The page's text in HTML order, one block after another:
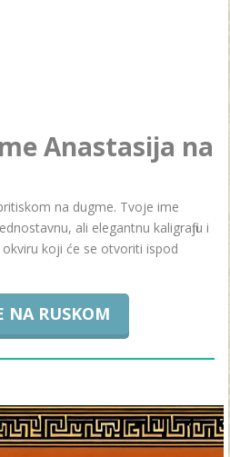
Anastasija na
na dugme. Tvoje ime
ali elegantnu kaligrafiju i
koji će se otvoriti ispod
NA RUSKOM